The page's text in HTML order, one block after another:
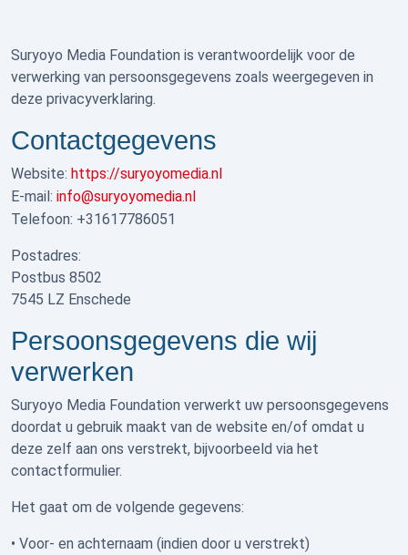
Suryoyo Media Foundation is verantwoordelijk voor de
verwerking van persoonsgegevens zoals weergegeven in
deze privacyverklaring.
Contactgegevens
Website: https://suryoyomedia.nl
E-mail: info@suryoyomedia.nl
Telefoon: +31617786051
Postadres:
Postbus 8502
7545 LZ Enschede
Persoonsgegevens die wij
verwerken
Suryoyo Media Foundation verwerkt uw persoonsgegevens
doordat u gebruik maakt van de website en/of omdat u
deze zelf aan ons verstrekt, bijvoorbeeld via het
contactformulier.
Het gaat om de volgende gegevens:
• Voor- en achternaam (indien door u verstrekt)